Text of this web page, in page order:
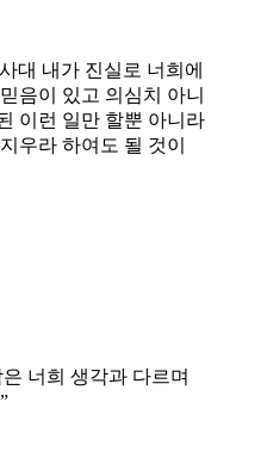
대 내가 진실로 너희에
음이 있고 의심치 아니
이런 일만 할뿐 아니라
우라 하여도 될 것이
너희 생각과 다르며
”